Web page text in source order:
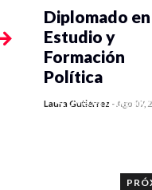
0 veces
Diplomado en
Estudio y
Formación
Política
Laura Gutiérrez -Ago 07,